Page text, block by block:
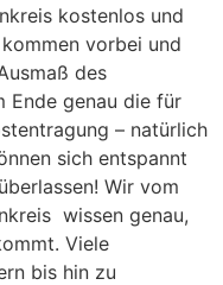
kostenlos und
vorbei und
des
Ende genau die für
– natürlich
sich entspannt
Wir vom
wissen genau,
Viele
bis hin zu